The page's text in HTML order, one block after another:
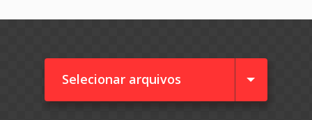
Selecionar arquivos